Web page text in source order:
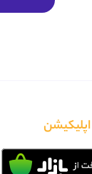
اپلیکیشن